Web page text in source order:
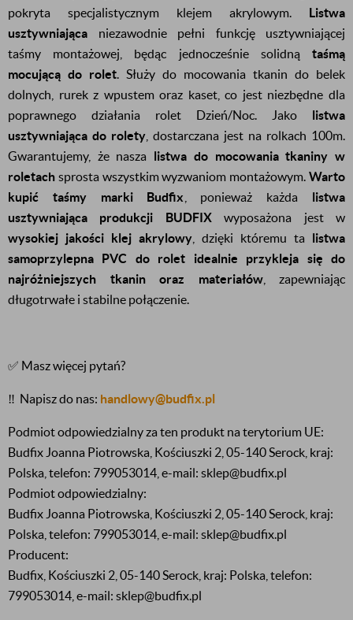
pokryta specjalistycznym klejem akrylowym. Listwa
usztywniająca niezawodnie pełni funkcję usztywniającej
taśmy montażowej, będąc jednocześnie solidną taśmą
mocującą do rolet. Służy do mocowania tkanin do belek
dolnych, rurek z wpustem oraz kaset, co jest niezbędne dla
poprawnego działania rolet Dzień/Noc. Jako listwa
usztywniająca do rolety , dostarczana jest na rolkach 100m.
Gwarantujemy, że nasza listwa do mocowania tkaniny w
roletach sprosta wszystkim wyzwaniom montażowym. Warto
kupić taśmy marki Budfix , ponieważ każda listwa
usztywniająca produkcji BUDFIXwyposażona jest w
wysokiej jakości klej akrylowy , dzięki któremu ta listwa
samoprzylepna PVC do rolet
idealnie przykleja się do
najróżniejszych tkanin oraz materiałów, zapewniając
długotrwałe i stabilne połączenie.
✅ Masz więcej pytań?
‼️ Napisz do nas: handlowy@budfix.pl
Podmiot odpowiedzialny za ten produkt na terytorium UE:
Budfix Joanna Piotrowska, Kościuszki 2, 05-140 Serock, kraj:
Polska, telefon: 799053014, e-mail: sklep@budfix.pl
Podmiot odpowiedzialny:
Budfix Joanna Piotrowska, Kościuszki 2, 05-140 Serock, kraj:
Polska, telefon: 799053014, e-mail: sklep@budfix.pl
Producent:
Budfix, Kościuszki 2, 05-140 Serock, kraj: Polska, telefon:
799053014, e-mail: sklep@budfix.pl